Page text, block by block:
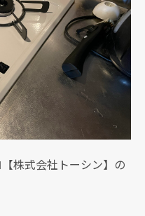
株式会社トーシン】の